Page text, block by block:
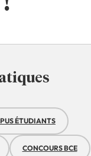
ÉTUDIANTS
CONCOURS BCE